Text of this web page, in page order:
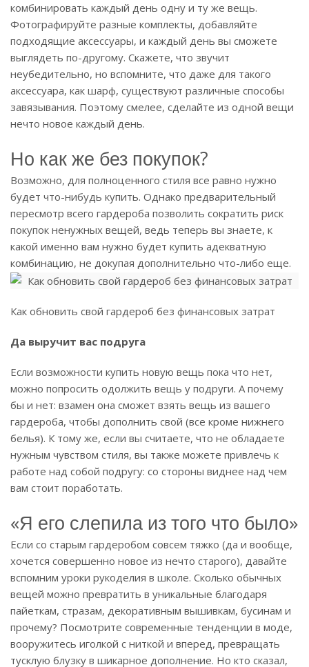
комбинировать каждый день одну и ту же вещь.
Фотографируйте разные комплекты, добавляйте
подходящие аксессуары, и каждый день вы сможете
выглядеть по-другому. Скажете, что звучит
неубедительно, но вспомните, что даже для такого
аксессуара, как шарф, существуют различные способы
завязывания. Поэтому смелее, сделайте из одной вещи
нечто новое каждый день.
Но как же без покупок?
Возможно, для полноценного стиля все равно нужно
будет что-нибудь купить. Однако предварительный
пересмотр всего гардероба позволить сократить риск
покупок ненужных вещей, ведь теперь вы знаете, к
какой именно вам нужно будет купить адекватную
комбинацию, не докупая дополнительно что-либо еще.
Как обновить свой гардероб без финансовых затрат
Да выручит вас подруга
Если возможности купить новую вещь пока что нет,
можно попросить одолжить вещь у подруги. А почему
бы и нет: взамен она сможет взять вещь из вашего
гардероба, чтобы дополнить свой (все кроме нижнего
белья). К тому же, если вы считаете, что не обладаете
нужным чувством стиля, вы также можете привлечь к
работе над собой подругу: со стороны виднее над чем
вам стоит поработать.
«Я его слепила из того что было»
Если со старым гардеробом совсем тяжко (да и вообще,
хочется совершенно новое из нечто старого), давайте
вспомним уроки рукоделия в школе. Сколько обычных
вещей можно превратить в уникальные благодаря
пайеткам, стразам, декоративным вышивкам, бусинам и
прочему? Посмотрите современные тенденции в моде,
вооружитесь иголкой с ниткой и вперед, превращать
тусклую блузку в шикарное дополнение. Но кто сказал,